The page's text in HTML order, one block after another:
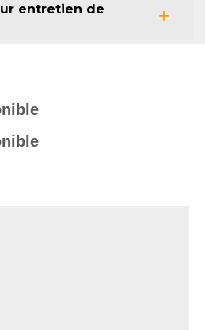
entretien de